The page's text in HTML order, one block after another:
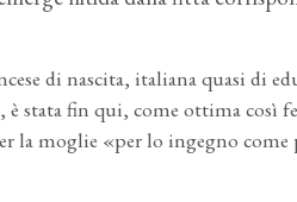
di nascita, italiana quasi di
stata fin qui, come ottima così
la moglie «per lo ingegno